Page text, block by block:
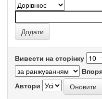
Вивести на сторінку
Автори